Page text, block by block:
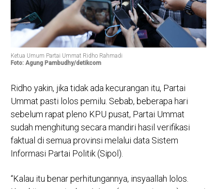
Ketua Umum Partai Ummat Ridho Rahmadi
Foto: Agung Pambudhy/detikcom
Ridho yakin, jika tidak ada kecurangan itu, Partai
Ummat pasti lolos pemilu. Sebab, beberapa hari
sebelum rapat pleno KPU pusat, Partai Ummat
sudah menghitung secara mandiri hasil verifikasi
faktual di semua provinsi melalui data Sistem
Informasi Partai Politik (Sipol).
“Kalau itu benar perhitungannya, insyaallah lolos.